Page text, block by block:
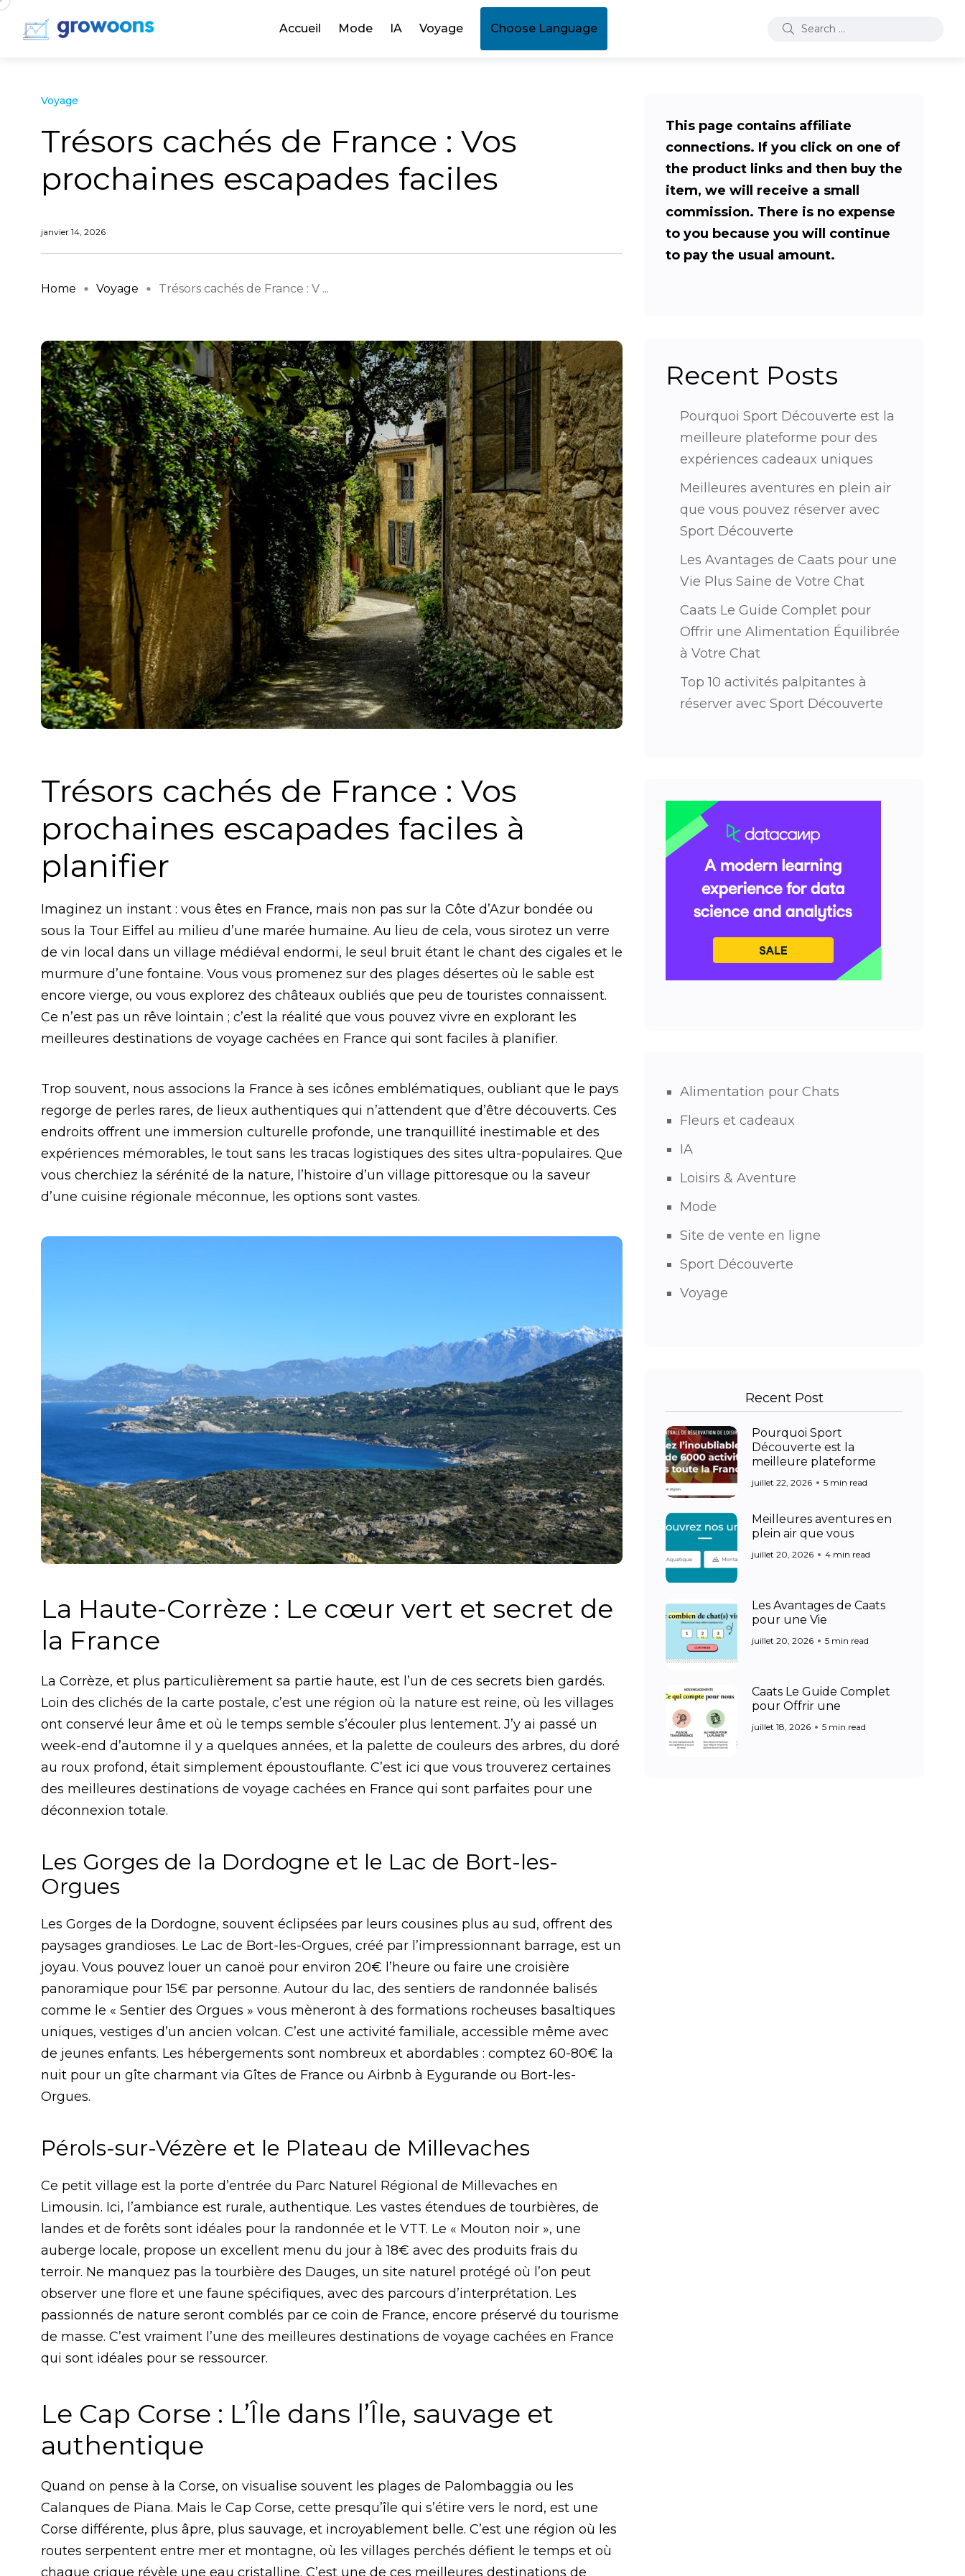
Accueil Mode IA Voyage Choose Language
Voyage
Trésors cachés de France : Vos
prochaines escapades faciles
janvier 14, 2026
Home Voyage Trésors cachés de France : V ...
Trésors cachés de France : Vos
prochaines escapades faciles à
planifier
Imaginez un instant : vous êtes en France, mais non pas sur la Côte d’Azur bondée ou
sous la Tour Eiffel au milieu d’une marée humaine. Au lieu de cela, vous sirotez un verre
de vin local dans un village médiéval endormi, le seul bruit étant le chant des cigales et le
murmure d’une fontaine. Vous vous promenez sur des plages désertes où le sable est
encore vierge, ou vous explorez des châteaux oubliés que peu de touristes connaissent.
Ce n’est pas un rêve lointain ; c’est la réalité que vous pouvez vivre en explorant les
meilleures destinations de voyage cachées en France qui sont faciles à planifier.
Trop souvent, nous associons la France à ses icônes emblématiques, oubliant que le pays
regorge de perles rares, de lieux authentiques qui n’attendent que d’être découverts. Ces
endroits offrent une immersion culturelle profonde, une tranquillité inestimable et des
expériences mémorables, le tout sans les tracas logistiques des sites ultra-populaires. Que
vous cherchiez la sérénité de la nature, l’histoire d’un village pittoresque ou la saveur
d’une cuisine régionale méconnue, les options sont vastes.
La Haute-Corrèze : Le cœur vert et secret de
la France
La Corrèze, et plus particulièrement sa partie haute, est l’un de ces secrets bien gardés.
Loin des clichés de la carte postale, c’est une région où la nature est reine, où les villages
ont conservé leur âme et où le temps semble s’écouler plus lentement. J’y ai passé un
week-end d’automne il y a quelques années, et la palette de couleurs des arbres, du doré
au roux profond, était simplement époustouflante. C’est ici que vous trouverez certaines
des meilleures destinations de voyage cachées en France qui sont parfaites pour une
déconnexion totale.
Les Gorges de la Dordogne et le Lac de Bort-les-
Orgues
Les Gorges de la Dordogne, souvent éclipsées par leurs cousines plus au sud, offrent des
paysages grandioses. Le Lac de Bort-les-Orgues, créé par l’impressionnant barrage, est un
joyau. Vous pouvez louer un canoë pour environ 20€ l’heure ou faire une croisière
panoramique pour 15€ par personne. Autour du lac, des sentiers de randonnée balisés
comme le « Sentier des Orgues » vous mèneront à des formations rocheuses basaltiques
uniques, vestiges d’un ancien volcan. C’est une activité familiale, accessible même avec
de jeunes enfants. Les hébergements sont nombreux et abordables : comptez 60-80€ la
nuit pour un gîte charmant via Gîtes de France ou Airbnb à Eygurande ou Bort-les-
Orgues.
Pérols-sur-Vézère et le Plateau de Millevaches
Ce petit village est la porte d’entrée du Parc Naturel Régional de Millevaches en
Limousin. Ici, l’ambiance est rurale, authentique. Les vastes étendues de tourbières, de
landes et de forêts sont idéales pour la randonnée et le VTT. Le « Mouton noir », une
auberge locale, propose un excellent menu du jour à 18€ avec des produits frais du
terroir. Ne manquez pas la tourbière des Dauges, un site naturel protégé où l’on peut
observer une flore et une faune spécifiques, avec des parcours d’interprétation. Les
passionnés de nature seront comblés par ce coin de France, encore préservé du tourisme
de masse. C’est vraiment l’une des meilleures destinations de voyage cachées en France
qui sont idéales pour se ressourcer.
Le Cap Corse : L’Île dans l’Île, sauvage et
authentique
Quand on pense à la Corse, on visualise souvent les plages de Palombaggia ou les
Calanques de Piana. Mais le Cap Corse, cette presqu’île qui s’étire vers le nord, est une
Corse différente, plus âpre, plus sauvage, et incroyablement belle. C’est une région où les
routes serpentent entre mer et montagne, où les villages perchés défient le temps et où
chaque crique révèle une eau cristalline. C’est une de ces meilleures destinations de
This page contains affiliate
connections. If you click on one of
the product links and then buy the
item, we will receive a small
commission. There is no expense
to you because you will continue
to pay the usual amount.
Recent Posts
Pourquoi Sport Découverte est la
meilleure plateforme pour des
expériences cadeaux uniques
Meilleures aventures en plein air
que vous pouvez réserver avec
Sport Découverte
Les Avantages de Caats pour une
Vie Plus Saine de Votre Chat
Caats Le Guide Complet pour
Offrir une Alimentation Équilibrée
à Votre Chat
Top 10 activités palpitantes à
réserver avec Sport Découverte
Alimentation pour Chats
Fleurs et cadeaux
IA
Loisirs & Aventure
Mode
Site de vente en ligne
Sport Découverte
Voyage
Recent Post
Pourquoi Sport
Découverte est la
meilleure plateforme
juillet 22, 2026 5 min read
Meilleures aventures en
plein air que vous
juillet 20, 2026 4 min read
Les Avantages de Caats
pour une Vie
juillet 20, 2026 5 min read
Caats Le Guide Complet
pour Offrir une
juillet 18, 2026 5 min read